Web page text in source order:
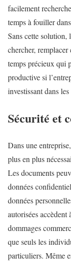
facilement
temps à fouiller
Sans cette solution,
chercher, remplacer
temps précieux qui
productive si
investissant dans
Sécurité et
Dans une
plus en plus
Les documents
données
données
autorisées accèdent
dommages
que seuls les
particuliers. Même